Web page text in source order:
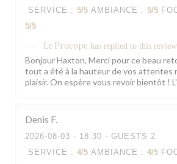
SERVICE : 5/5 AMBIANCE : 5/5
5/5
Le Procope has replied to this review
Bonjour Haxton, Merci pour ce beau
tout a été à la hauteur de vos attentes
plaisir. On espère vous revoir bientôt !
Denis F
2026-08-03 - 18:30 - GUESTS 2
SERVICE : 4/5 AMBIANCE : 4/5